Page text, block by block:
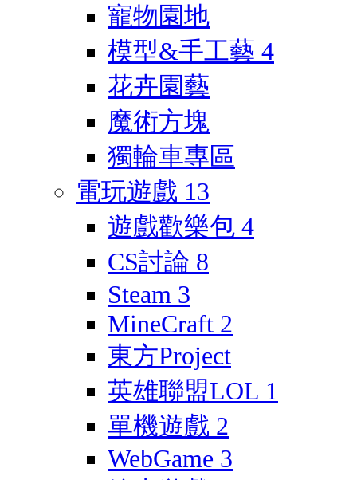
寵物園地
模型&手工藝 4
花卉園藝
魔術方塊
獨輪車專區
電玩遊戲 13
遊戲歡樂包 4
CS討論 8
Steam 3
MineCraft 2
東方Project
英雄聯盟LOL 1
單機遊戲 2
WebGame 3